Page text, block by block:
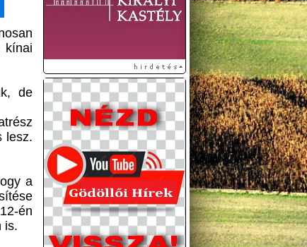
kínai
de
lesz.
a
én
is.